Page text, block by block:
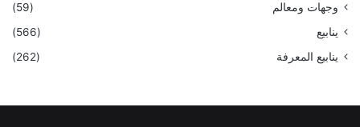
وجهات ومعالم
(59)
ينابيع
(566)
ينابيع المعرفة
(262)